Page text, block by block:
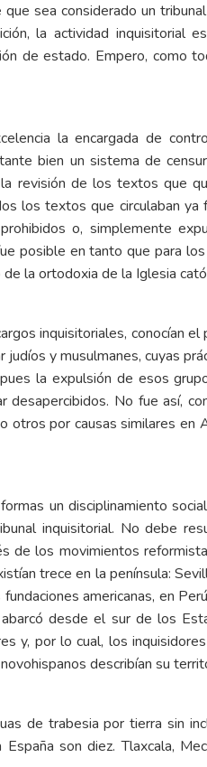
sea considerado un
la actividad inquisitorial
de estado. Empero, como
la encargada de
bien un sistema de
revisión de los textos que
los textos que circulaban
o, simplemente
posible en tanto que para
la ortodoxia de la Iglesia
inquisitoriales, conocían
y musulmanes, cuyas
la expulsión de esos
No fue así,
otros por causas similares
un disciplinamiento
inquisitorial. No debe
de los movimientos
trece en la península:
americanas, en
desde el sur de los
y, por lo cual, los
describían su
de trabesia por tierra sin
son diez. Tlaxcala,